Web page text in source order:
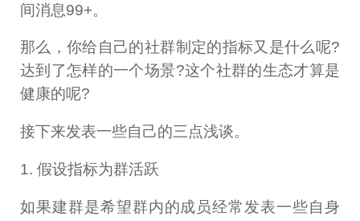
间消息99+。
那么，你给自己的社群制定的指标又是什么呢?
达到了怎样的一个场景?这个社群的生态才算是
健康的呢?
接下来发表一些自己的三点浅谈。
1. 假设指标为群活跃
如果建群是希望群内的成员经常发表一些自身